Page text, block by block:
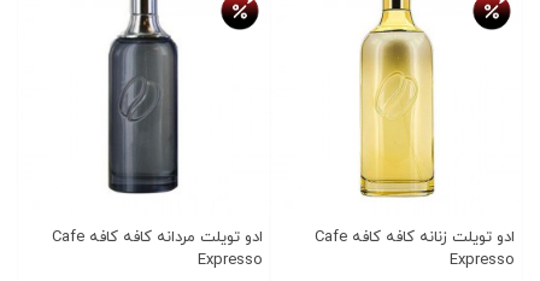
ادو تویلت زنانه کافه کافه Cafe
Expresso
ادو تویلت مردانه کافه کافه Cafe
Expresso